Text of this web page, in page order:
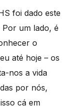
foi dado este
um lado, é
o
até hoje – os
nos a vida
por nós,
cá em